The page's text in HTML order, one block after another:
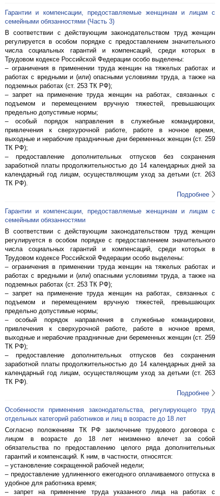
Гарантии и компенсации, предоставляемые женщинам и лицам с
семейными обязанностями (Часть 3)
В соответствии с действующим законодательством труд женщин
регулируется в особом порядке с предоставлением значительного
числа социальных гарантий и компенсаций, среди которых в
Трудовом кодексе Российской Федерации особо выделены:
– ограничения в применении труда женщин на тяжелых работах и
работах с вредными и (или) опасными условиями труда, а также на
подземных работах (ст. 253 ТК РФ);
– запрет на применение труда женщин на работах, связанных с
подъемом и перемещением вручную тяжестей, превышающих
предельно допустимые нормы;
– особый порядок направления в служебные командировки,
привлечения к сверхурочной работе, работе в ночное время,
выходные и нерабочие праздничные дни беременных женщин (ст. 259
ТК РФ);
– предоставление дополнительных отпусков без сохранения
заработной платы продолжительностью до 14 календарных дней за
календарный год лицам, осуществляющим уход за детьми (ст. 263
ТК РФ).
Подробнее
Гарантии и компенсации, предоставляемые женщинам и лицам с
семейными обязанностями
В соответствии с действующим законодательством труд женщин
регулируется в особом порядке с предоставлением значительного
числа социальных гарантий и компенсаций, среди которых в
Трудовом кодексе Российской Федерации особо выделены:
– ограничения в применении труда женщин на тяжелых работах и
работах с вредными и (или) опасными условиями труда, а также на
подземных работах (ст. 253 ТК РФ);
– запрет на применение труда женщин на работах, связанных с
подъемом и перемещением вручную тяжестей, превышающих
предельно допустимые нормы;
– особый порядок направления в служебные командировки,
привлечения к сверхурочной работе, работе в ночное время,
выходные и нерабочие праздничные дни беременных женщин (ст. 259
ТК РФ);
– предоставление дополнительных отпусков без сохранения
заработной платы продолжительностью до 14 календарных дней за
календарный год лицам, осуществляющим уход за детьми (ст. 263
ТК РФ).
Подробнее
Особенности применения законодательства, регулирующего труд
отдельных категорий работников и лиц в возрасте до 18 лет
Согласно положениям ТК РФ заключение трудового договора с
лицом в возрасте до 18 лет неизменно влечет за собой
обязательства по предоставлению целого ряда дополнительных
гарантий и компенсаций. К ним, в частности, относятся:
– установление сокращенной рабочей недели;
– предоставление удлиненного ежегодного оплачиваемого отпуска в
удобное для работника время;
– запрет на применение труда указанного лица на работах с